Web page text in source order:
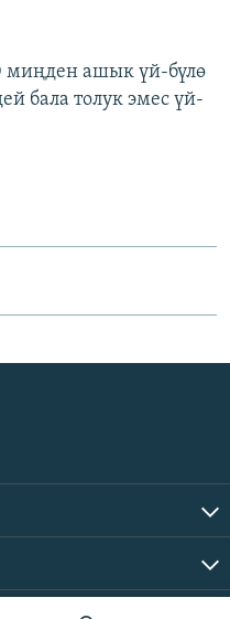
миңден ашык үй-бүлө
бала толук эмес үй-